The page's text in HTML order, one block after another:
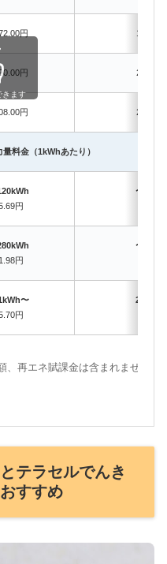
円
円
円
量料金（1kWhあたり）
円
〜
円
〜
〜
円
きます
再エネ賦課金は含まれません。
テラセルでんき
すすめ